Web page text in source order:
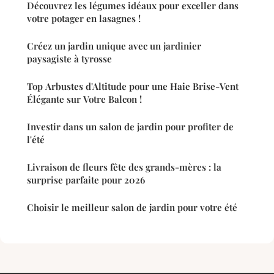
Découvrez les légumes idéaux pour exceller dans
votre potager en lasagnes !
Créez un jardin unique avec un jardinier
paysagiste à tyrosse
Top Arbustes d'Altitude pour une Haie Brise-Vent
Élégante sur Votre Balcon !
Investir dans un salon de jardin pour profiter de
l'été
Livraison de fleurs fête des grands-mères : la
surprise parfaite pour 2026
Choisir le meilleur salon de jardin pour votre été